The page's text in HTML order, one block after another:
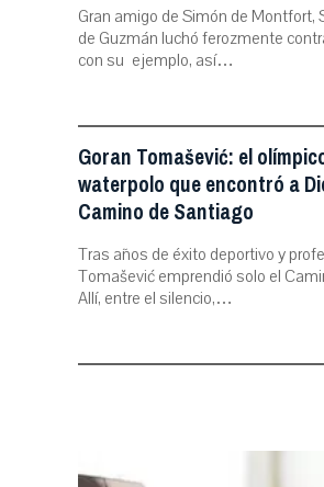
Gran amigo de Simón de Montfort,
de Guzmán luchó ferozmente
con su ejemplo, así…
Goran Tomašević: el
waterpolo que encontró a
Camino de Santiago
Tras años de éxito deportivo y
Tomašević emprendió solo el
Allí, entre el silencio,…